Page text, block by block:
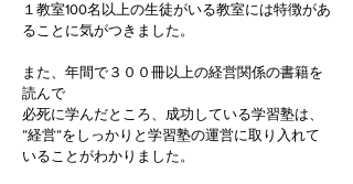
１教室100名以上の生徒がいる教室には特徴があ
ることに気がつきました。
また、年間で３００冊以上の経営関係の書籍を
読んで
必死に学んだところ、成功している学習塾は、
”経営”をしっかりと学習塾の運営に取り入れて
いることがわかりました。